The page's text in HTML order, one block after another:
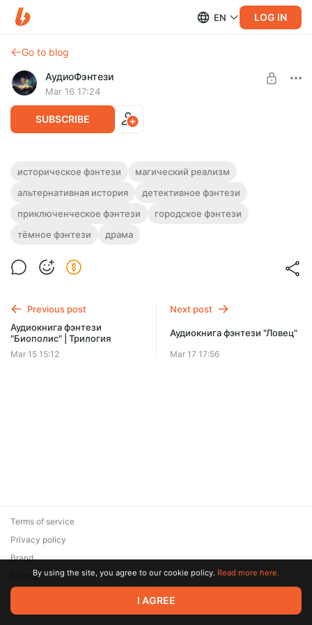
EN LOG IN
Go to blog
АудиоФэнтези
Mar 16 17:24
SUBSCRIBE
Аудиокнига фэнтези "Возвращение
магии"
Полная версия.
рекламы и любых ограничений!
Level required:
UNLOCK WITH DISCOUNT
Offer ends 08 August.
историческое фэнтези
магический реализм
альтернативная история
детективное фэнтези
приключенческое фэнтези
городское фэнтези
тёмное фэнтези
драма
Previous post
Аудиокнига фэнтези
"Биополис" | Трилогия
Mar 15 15:12
Next post
Аудиокнига фэнтези "Ловец"
Mar 17 17:56
© 2026 Zaya Solutions Limited. All rights reserved. All trademarks
are the property of their respective owners.
Terms of service
Privacy policy
Brand
SupportBy using the site, you agree to our cookie policy. Read more here.
I AGREE